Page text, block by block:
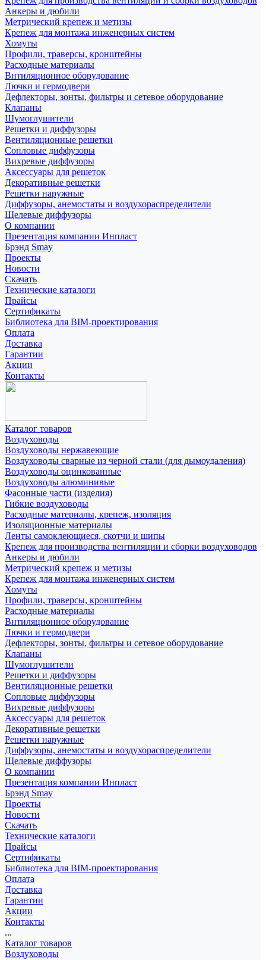
Анкеры и дюбили
Метрический крепеж и метизы
Крепеж для монтажа инженерных систем
Хомуты
Профили, траверсы, кронштейны
Расходные материалы
Внтиляционное оборудование
Лючки и гермодвери
Дефлекторы, зонты, фильтры и сетевое оборудование
Клапаны
Шумоглушители
Решетки и диффузоры
Вентиляционные решетки
Сопловые диффузоры
Вихревые диффузоры
Аксессуары для решеток
Декоративные решетки
Решетки наружные
Диффузоры, анемостаты и воздухораспределители
Щелевые диффузоры
О компании
Презентация компании Инпласт
Брэнд Smay
Проекты
Новости
Скачать
Технические каталоги
Прайсы
Сертификаты
Библиотека для BIM-проектирования
Оплата
Доставка
Гарантии
Акции
Контакты
Каталог товаров
Воздуховоды
Воздуховоды нержавеющие
Воздуховоды сварные из черной стали (для дымоудаления)
Воздуховоды оцинкованные
Воздуховоды алюминивые
Фасонные части (изделия)
Гибкие воздуховоды
Расходные материалы, крепеж, изоляция
Изоляционные материалы
Ленты самоклеющиеся, скотчи и шипы
Крепеж для производства вентиляции и сборки воздуховодов
Анкеры и дюбили
Метрический крепеж и метизы
Крепеж для монтажа инженерных систем
Хомуты
Профили, траверсы, кронштейны
Расходные материалы
Внтиляционное оборудование
Лючки и гермодвери
Дефлекторы, зонты, фильтры и сетевое оборудование
Клапаны
Шумоглушители
Решетки и диффузоры
Вентиляционные решетки
Сопловые диффузоры
Вихревые диффузоры
Аксессуары для решеток
Декоративные решетки
Решетки наружные
Диффузоры, анемостаты и воздухораспределители
Щелевые диффузоры
О компании
Презентация компании Инпласт
Брэнд Smay
Проекты
Новости
Скачать
Технические каталоги
Прайсы
Сертификаты
Библиотека для BIM-проектирования
Оплата
Доставка
Гарантии
Акции
Контакты
...
Каталог товаров
Воздуховоды